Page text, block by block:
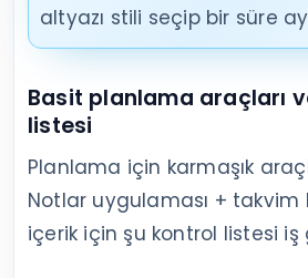
altyazı stili seçip bir süre
Basit planlama araçları
listesi
Planlama için karmaşık
Notlar uygulaması + takvim
içerik için şu kontrol listesi iş